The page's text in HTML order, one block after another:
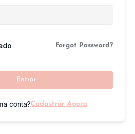
Forgot Password?
Entrar
conta?Cadastrar Agora